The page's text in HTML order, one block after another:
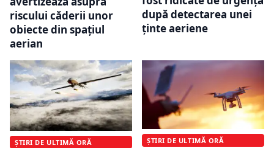
riscului căderii unor
obiecte din spațiul
aerian
după detectarea unei
ținte aeriene
ȘTIRI DE ULTIMĂ ORĂ ȘTIRI DE ULTIMĂ ORĂ